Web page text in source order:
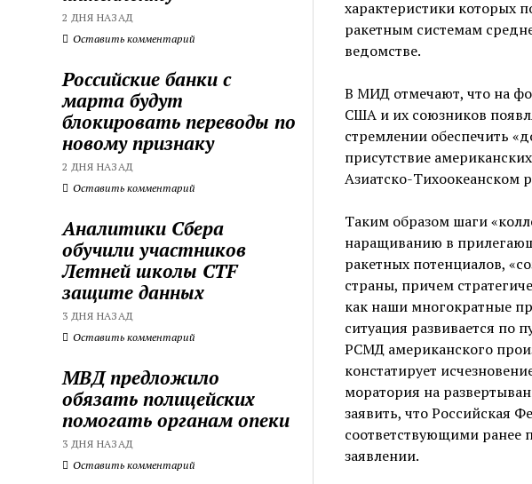
2 ДНЯ НАЗАД
Оставить комментарий
Российские банки с
марта будут
блокировать переводы по
новому признаку
2 ДНЯ НАЗАД
Оставить комментарий
Аналитики Сбера
обучили участников
Летней школы CTF
защите данных
3 ДНЯ НАЗАД
Оставить комментарий
МВД предложило
обязать полицейских
помогать органам опеки
3 ДНЯ НАЗАД
Оставить комментарий
характеристики которых
ракетным системам
ведомстве.
В МИД отмечают, что на
США и их союзников
стремлении обеспечить
присутствие
Азиатско-Тихоокеанском
Таким образом шаги
наращиванию в
ракетных потенциалов,
страны, причем
как наши многократные
ситуация развивается по
РСМД американского
констатирует
моратория на
заявить, что Российская
соответствующими ранее
заявлении.